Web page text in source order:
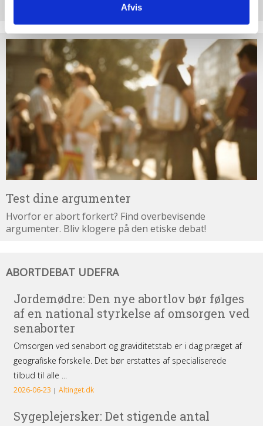
Afvis
Hjertelig tak for ethvert bidrag til Retten til Liv
Test
dine
argumenter
Test dine argumenter
Hvorfor er abort forkert? Find overbevisende
argumenter. Bliv klogere på den etiske debat!
udefra
ABORTDEBAT UDEFRA